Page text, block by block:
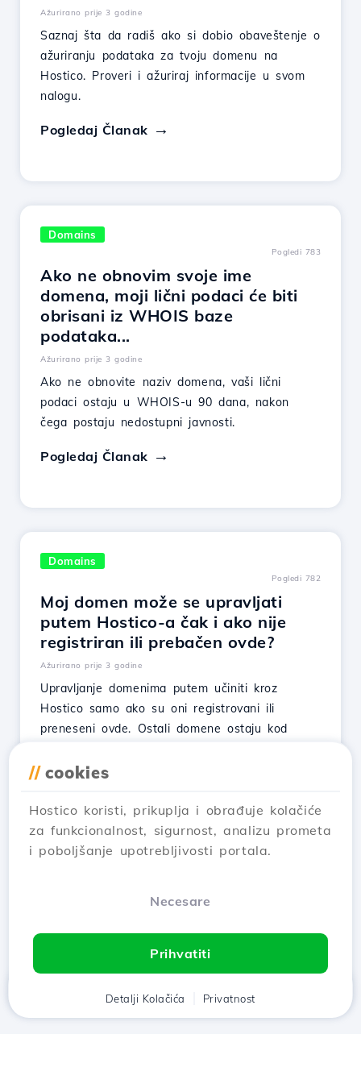
Ažurirano prije 3 godine
Saznaj šta da radiš ako si dobio obaveštenje o
ažuriranju podataka za tvoju domenu na
Hostico. Proveri i ažuriraj informacije u svom
nalogu.
Pogledaj Članak
Domains
Pogledi 783
Ako ne obnovim svoje ime
domena, moji lični podaci će biti
obrisani iz WHOIS baze
podataka...
Ažurirano prije 3 godine
Ako ne obnovite naziv domena, vaši lični
podaci ostaju u WHOIS-u 90 dana, nakon
čega postaju nedostupni javnosti.
Pogledaj Članak
Domains
Pogledi 782
Moj domen može se upravljati
putem Hostico-a čak i ako nije
registriran ili prebačen ovde?
Ažurirano prije 3 godine
Upravljanje domenima putem učiniti kroz
Hostico samo ako su oni registrovani ili
preneseni ovde. Ostali domene ostaju kod
Pogledaj Članak
// cookies
Hostico koristi, prikuplja i obrađuje kolačiće
za funkcionalnost, sigurnost, analizu prometa
i poboljšanje upotrebljivosti portala.
Necesare
Prihvatiti
Detalji Kolačića Privatnost
Klijent Кошара Razgovor